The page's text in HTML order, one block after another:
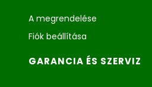
A megrendelése
Fiók beállítása
GARANCIA ÉS SZERVIZ